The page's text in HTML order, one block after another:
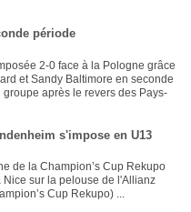
période
2-0 face à la Pologne grâce
et Sandy Baltimore en seconde
après le revers des Pays-
s'impose en U13
de la Champion’s Cup Rekupo
sur la pelouse de l'Allianz
Cup Rekupo) ...